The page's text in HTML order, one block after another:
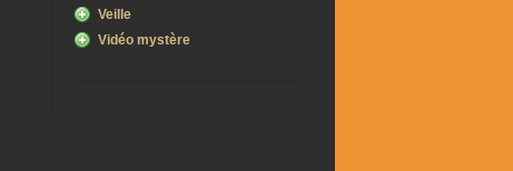
Veille
Vidéo mystère